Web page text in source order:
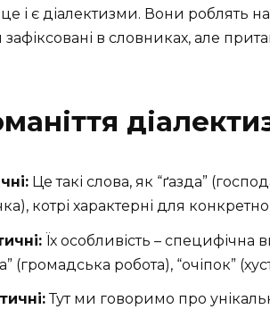
це і є діалектизми. Вони роблять
в словниках, але
Це такі слова, як “ґазда”
котрі характерні для
Їх особливість – специфічна
(громадська робота), “очіпок”
Тут ми говоримо про